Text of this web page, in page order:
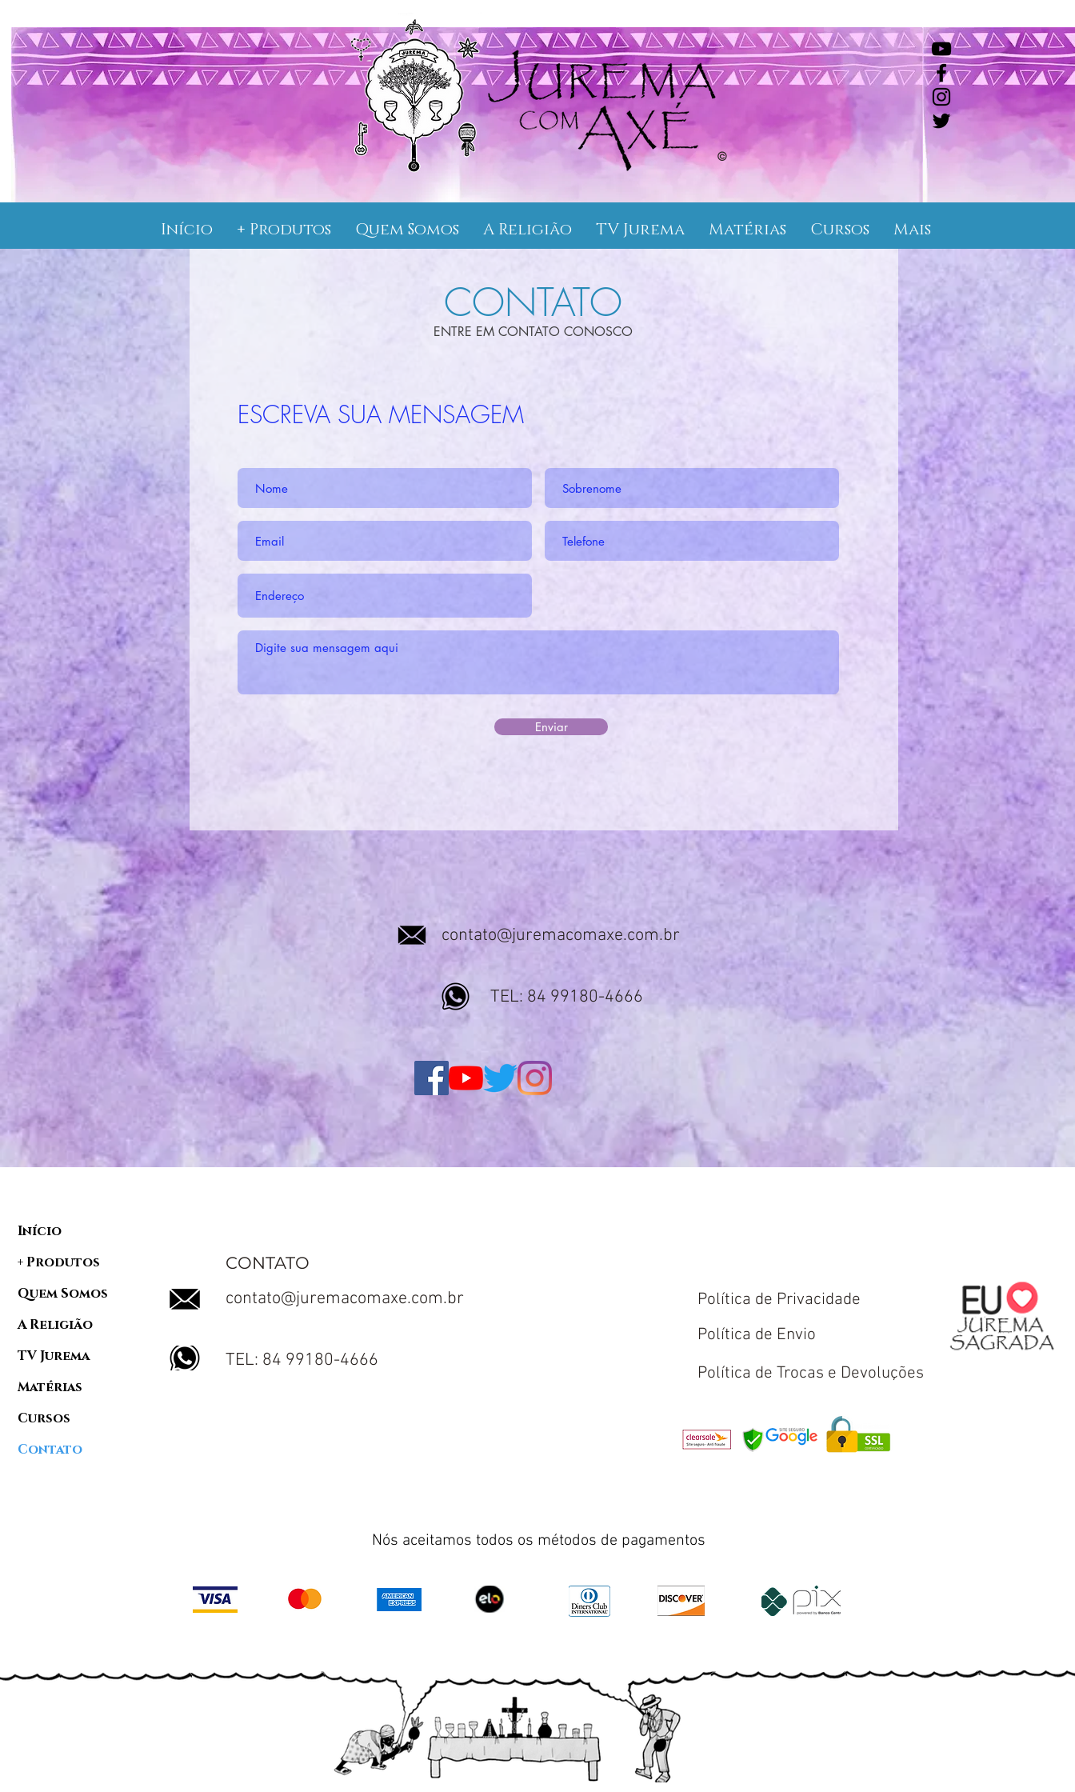
©
Início + Produtos Quem Somos A Religião TV Jurema Matérias Cursos Mais
ENTRE EM CONTATO CONOSCO
CONTATO
ESCREVA SUA MENSAGEM
Enviar
contato@juremacomaxe.com.br
TEL: 84 99180-4666
Início
+ Produtos
Quem Somos
A Religião
TV Jurema
Matérias
Cursos
Contato
CONTATO
contato@juremacomaxe.com.br
TEL: 84 99180-4666
Política de Privacidade
Política de Envio
Política de Trocas e Devoluções
Nós aceitamos todos os métodos de pagamentos